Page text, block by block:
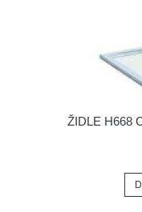
ŽIDLE H668